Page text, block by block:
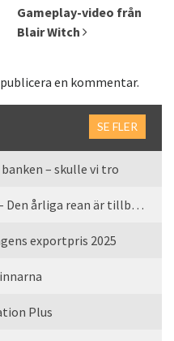
Gameplay-video från
Blair Witch
en kommentar.
SE FLER
– skulle vi tro
Games Made in Sweden 2026 – Den årliga rean är tillbaka
exportpris 2025
Plus